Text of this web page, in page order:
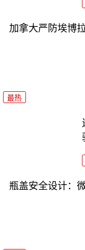
加拿大严防埃博
最热
瓶盖安全设计：